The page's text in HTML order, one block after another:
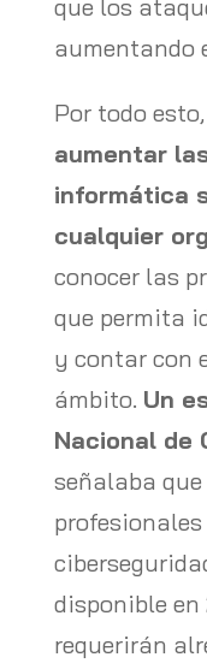
que los
aumentando
Por todo
aumentar
informática
cualquier
conocer las
que permita
y contar con
ámbito. Un
Nacional de
señalaba
profesionales
disponible en
requerirán